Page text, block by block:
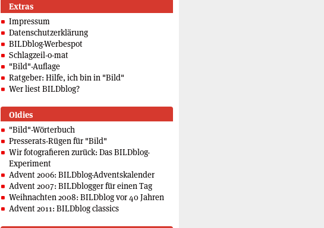
Extras
Impressum
Datenschutzerklärung
BILDblog-Werbespot
Schlagzeil-o-mat
"Bild"-Auflage
Ratgeber: Hilfe, ich bin in "Bild"
Wer liest BILDblog?
Oldies
"Bild"-Wörterbuch
Presserats-Rügen für "Bild"
Wir fotografieren zurück: Das BILDblog-
Experiment
Advent 2006: BILDblog-Adventskalender
Advent 2007: BILDblogger für einen Tag
Weihnachten 2008: BILDblog vor 40 Jahren
Advent 2011: BILDblog classics